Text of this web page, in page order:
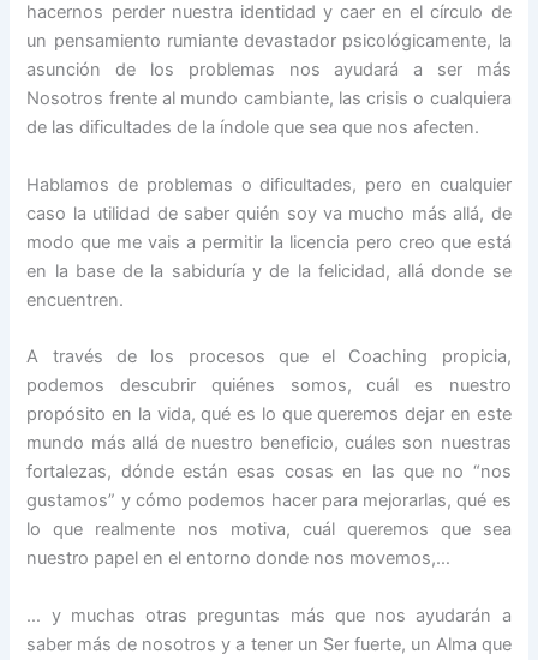
hacernos perder nuestra identidad y caer en el círculo de
un pensamiento rumiante devastador psicológicamente, la
asunción de los problemas nos ayudará a ser más
Nosotros frente al mundo cambiante, las crisis o cualquiera
de las dificultades de la índole que sea que nos afecten.
Hablamos de problemas o dificultades, pero en cualquier
caso la utilidad de saber quién soy va mucho más allá, de
modo que me vais a permitir la licencia pero creo que está
en la base de la sabiduría y de la felicidad, allá donde se
encuentren.
A través de los procesos que el Coaching propicia,
podemos descubrir quiénes somos, cuál es nuestro
propósito en la vida, qué es lo que queremos dejar en este
mundo más allá de nuestro beneficio, cuáles son nuestras
fortalezas, dónde están esas cosas en las que no “nos
gustamos” y cómo podemos hacer para mejorarlas, qué es
lo que realmente nos motiva, cuál queremos que sea
nuestro papel en el entorno donde nos movemos,…
… y muchas otras preguntas más que nos ayudarán a
saber más de nosotros y a tener un Ser fuerte, un Alma que